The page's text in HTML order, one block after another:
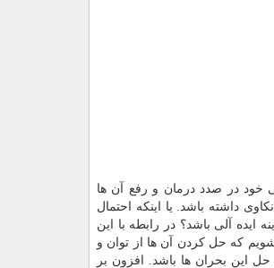
خود در صدد درمان و رفع آن ها
داشته باشد. یا اینکه احتمال
ایده آلی باشد؟ در رابطه با این
که حل کردن آن ها از توان و
این بحران ها باشد. افزون بر